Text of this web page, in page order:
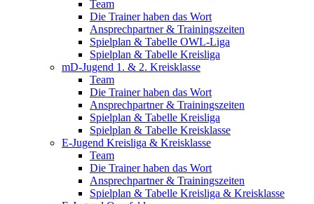
Team
Die Trainer haben das Wort
Ansprechpartner & Trainingszeiten
Spielplan & Tabelle OWL-Liga
Spielplan & Tabelle Kreisliga
mD-Jugend 1. & 2. Kreisklasse
Team
Die Trainer haben das Wort
Ansprechpartner & Trainingszeiten
Spielplan & Tabelle Kreisliga
Spielplan & Tabelle Kreisklasse
E-Jugend Kreisliga & Kreisklasse
Team
Die Trainer haben das Wort
Ansprechpartner & Trainingszeiten
Spielplan & Tabelle Kreisliga & Kreisklasse